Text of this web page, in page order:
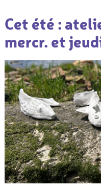
Cet été :
mercr. et